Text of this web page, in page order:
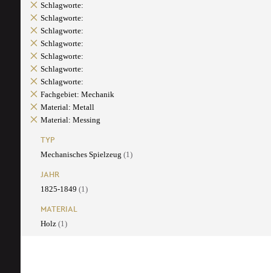
Schlagworte:
Schlagworte:
Schlagworte:
Schlagworte:
Schlagworte:
Schlagworte:
Schlagworte:
Fachgebiet: Mechanik
Material: Metall
Material: Messing
TYP
Mechanisches Spielzeug (1)
JAHR
1825-1849 (1)
MATERIAL
Holz (1)